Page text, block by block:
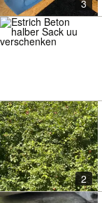
3
2